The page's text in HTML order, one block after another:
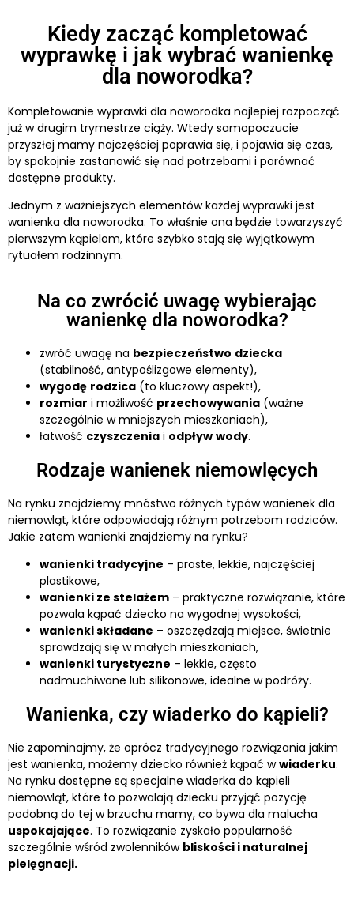
Kiedy zacząć kompletować
wyprawkę i jak wybrać wanienkę
dla noworodka?
Kompletowanie wyprawki dla noworodka najlepiej rozpocząć
już w drugim trymestrze ciąży. Wtedy samopoczucie
przyszłej mamy najczęściej poprawia się, i pojawia się czas,
by spokojnie zastanowić się nad potrzebami i porównać
dostępne produkty.
Jednym z ważniejszych elementów każdej wyprawki jest
wanienka dla noworodka. To właśnie ona będzie towarzyszyć
pierwszym kąpielom, które szybko stają się wyjątkowym
rytuałem rodzinnym.
Na co zwrócić uwagę wybierając
wanienkę dla noworodka?
zwróć uwagę na bezpieczeństwo dziecka
(stabilność, antypoślizgowe elementy),
wygodę rodzica (to kluczowy aspekt!),
rozmiar i możliwość przechowywania (ważne
szczególnie w mniejszych mieszkaniach),
łatwość czyszczenia i odpływ wody.
Rodzaje wanienek niemowlęcych
Na rynku znajdziemy mnóstwo różnych typów wanienek dla
niemowląt, które odpowiadają różnym potrzebom rodziców.
Jakie zatem wanienki znajdziemy na rynku?
wanienki tradycyjne – proste, lekkie, najczęściej
plastikowe,
wanienki ze stelażem – praktyczne rozwiązanie, które
pozwala kąpać dziecko na wygodnej wysokości,
wanienki składane – oszczędzają miejsce, świetnie
sprawdzają się w małych mieszkaniach,
wanienki turystyczne – lekkie, często
nadmuchiwane lub silikonowe, idealne w podróży.
Wanienka, czy wiaderko do kąpieli?
Nie zapominajmy, że oprócz tradycyjnego rozwiązania jakim
jest wanienka, możemy dziecko również kąpać wwiaderku.
Na rynku dostępne są specjalne wiaderka do kąpieli
niemowląt, które to pozwalają dziecku przyjąć pozycję
podobną do tej w brzuchu mamy, co bywa dla malucha
uspokajające. To rozwiązanie zyskało popularność
szczególnie wśród zwolenników bliskości i naturalnej
pielęgnacji.